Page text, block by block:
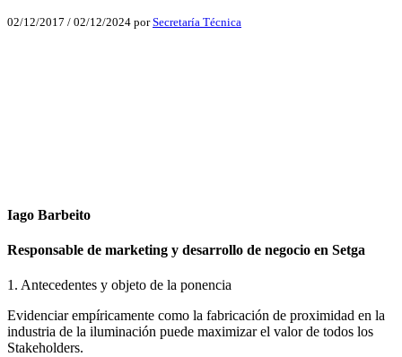
02/12/2017 / 02/12/2024 porSecretaría Técnica
Iago Barbeito
Responsable de marketing y desarrollo de negocio en Setga
1. Antecedentes y objeto de la ponencia
Evidenciar empíricamente como la fabricación de proximidad en la
industria de la iluminación puede maximizar el valor de todos los
Stakeholders.